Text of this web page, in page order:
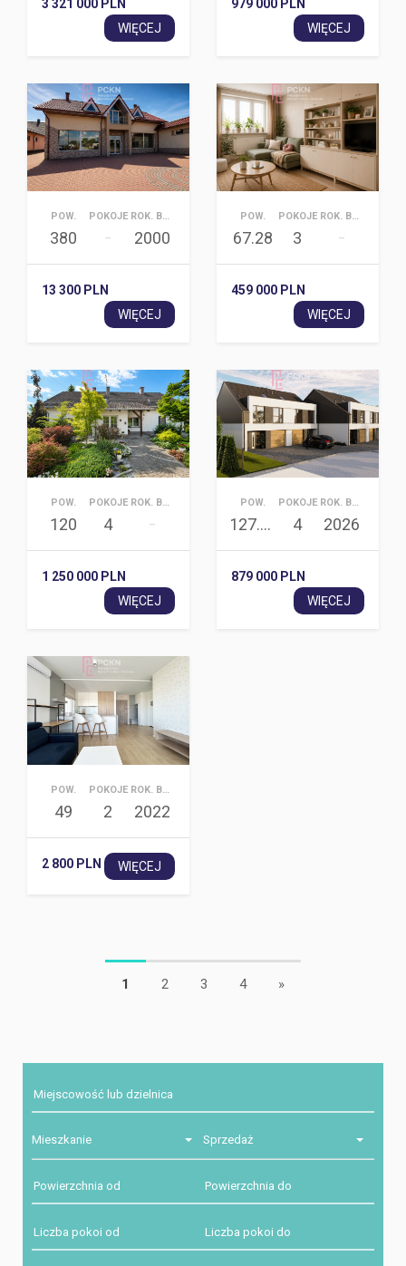
3 321 000 PLN
WIĘCEJ
979 000 PLN
WIĘCEJ
POW.
380
POKOJE
–
ROK. BUD.
2000
13 300 PLN
WIĘCEJ
POW.
67.28
POKOJE
3
ROK. BUD.
–
459 000 PLN
WIĘCEJ
POW.
120
POKOJE
4
ROK. BUD.
–
1 250 000 PLN
WIĘCEJ
POW.
127.07
POKOJE
4
ROK. BUD.
2026
879 000 PLN
WIĘCEJ
POW.
49
POKOJE
2
ROK. BUD.
2022
2 800 PLN WIĘCEJ
1 2 3 4 »
Mieszkanie Sprzedaż